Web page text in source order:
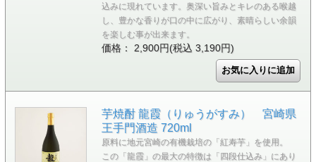
込みに現れています。奥深い旨みとキレのある喉越
し、豊かな香りが口の中に広がり、素晴らしい余韻
を楽しむ事が出来ます。
価格： 2,900円(税込 3,190円)
芋焼酎 龍霞（りゅうがすみ） 宮崎県
王手門酒造 720ml
原料に地元宮崎の有機栽培の「紅寿芋」を使用。
この「龍霞」の最大の特徴は「四段仕込み」にあり